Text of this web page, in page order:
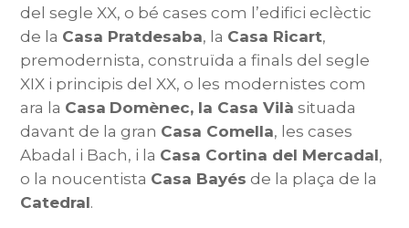
del segle XX, o bé cases com l’edifici eclèctic
de la Casa Pratdesaba, la Casa Ricart,
premodernista, construïda a finals del segle
XIX i principis del XX, o les modernistes com
ara la Casa Domènec, la Casa Vilà situada
davant de la gran Casa Comella, les cases
Abadal i Bach, i la Casa Cortina del Mercadal,
o la noucentista Casa Bayés de la plaça de la
Catedral.